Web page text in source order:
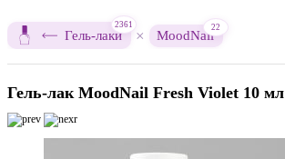
Гель-лаки
2361
× MoodNail
22
Гель-лак MoodNail Fresh Violet 10 мл